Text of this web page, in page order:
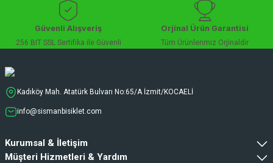
Güvenli Alışveriş
256 BIT SSL Sertifika ile Güvenli
Orjinal Ürün Garantisi
Tüm Ürünlerimiz Orjinaldir
Kadıköy Mah. Atatürk Bulvarı No:65/A İzmit/KOCAELİ
info@sismanbisiklet.com
Kurumsal & İletişim
Müşteri Hizmetleri & Yardım